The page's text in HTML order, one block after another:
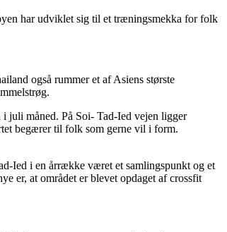
har udviklet sig til et træningsmekka for folk
også rummer et af Asiens største
juli måned. På Soi- Tad-Ied vejen ligger
begærer til folk som gerne vil i form.
Ied i en årrække været et samlingspunkt og et
er, at området er blevet opdaget af crossfit